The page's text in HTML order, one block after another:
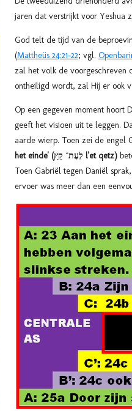
jaren dat verstrijkt voor Yeshua
God telt de tijd van de
(Mattheüs 24:21-22; vgl.
zal het volk de voorgeschreven
ontheiligd wordt, zal Hij er ook
Op een gegeven moment hoort
geeft het visioen uit te leggen.
aarde wierp. Toen zei de engel
het einde' (לְעֶת־ קֵ֥ץ l'et qetz)
Toen Gabriël tegen Daniël
ervoer was meer dan een